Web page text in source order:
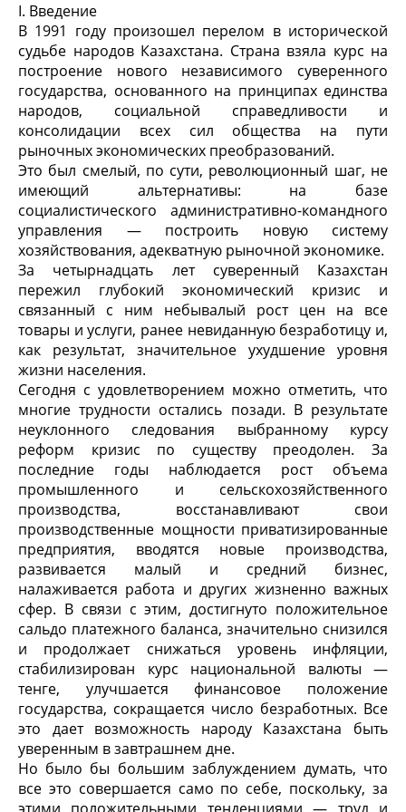
I. Введение
В 1991 году произошел перелом в исторической
судьбе народов Казахстана. Страна взяла курс на
построение нового независимого суверенного
государства, основанного на принципах единства
народов, социальной справедливости и
консолидации всех сил общества на пути
рыночных экономических преобразований.
Это был смелый, по сути, революционный шаг, не
имеющий альтернативы: на базе
социалистического административно-командного
управления — построить новую систему
хозяйствования, адекватную рыночной экономике.
За четырнадцать лет суверенный Казахстан
пережил глубокий экономический кризис и
связанный с ним небывалый рост цен на все
товары и услуги, ранее невиданную безработицу и,
как результат, значительное ухудшение уровня
жизни населения.
Сегодня с удовлетворением можно отметить, что
многие трудности остались позади. В результате
неуклонного следования выбранному курсу
реформ кризис по существу преодолен. За
последние годы наблюдается рост объема
промышленного и сельскохозяйственного
производства, восстанавливают свои
производственные мощности приватизированные
предприятия, вводятся новые производства,
развивается малый и средний бизнес,
налаживается работа и других жизненно важных
сфер. В связи с этим, достигнуто положительное
сальдо платежного баланса, значительно снизился
и продолжает снижаться уровень инфляции,
стабилизирован курс национальной валюты —
тенге, улучшается финансовое положение
государства, сокращается число безработных. Все
это дает возможность народу Казахстана быть
уверенным в завтрашнем дне.
Но было бы большим заблуждением думать, что
все это совершается само по себе, поскольку, за